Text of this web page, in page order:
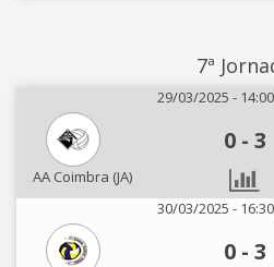
7ª
29/03/2025 - 14:00
0 - 3
AA Coimbra (JA)
30/03/2025 - 16:30
0 - 3